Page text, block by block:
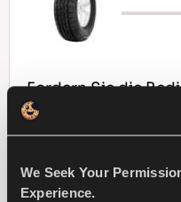
We Seek Your
Experience.
Fordern Sie die
Traktion und
4X4